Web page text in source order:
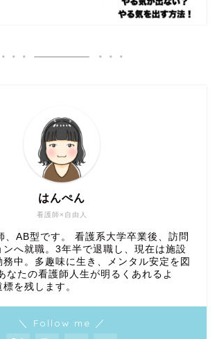
看護師×自由人
はんぺん
、AB型です。 看護系大学卒業後、訪問
ンへ就職。3年半で退職し、現在は施設
中。多趣味に生き、メンタル安定を図
なたの看護師人生が明るくあれるよ
を残します。
＼ Follow me ／